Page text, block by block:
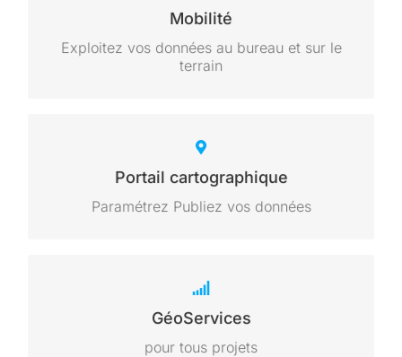
Mobilité
Exploitez vos données au bureau et sur le
terrain
Compatible Android / Ios / Windows mobile /
W7 / W10 / Linux
Portail cartographique
Paramétrez Publiez vos données
Intégrez IsiGéo dans votre portail Web
GéoServices
pour tous projets
Services
Services WMTS / Géocoding / Calcul
d’itinéraires / Elévation